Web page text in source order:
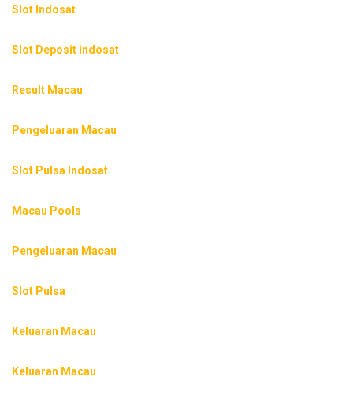
Slot Indosat
Slot Deposit indosat
Result Macau
Pengeluaran Macau
Slot Pulsa Indosat
Macau Pools
Pengeluaran Macau
Slot Pulsa
Keluaran Macau
Keluaran Macau